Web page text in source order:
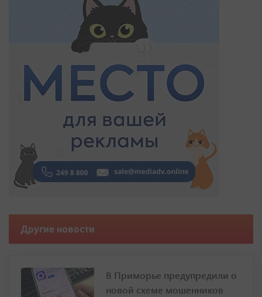
Другие новости
В Приморье предупредили о
новой схеме мошенников